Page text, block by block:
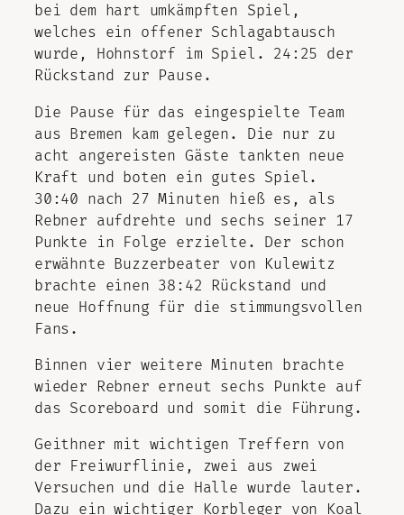
bei dem hart umkämpften Spiel,
welches ein offener Schlagabtausch
wurde, Hohnstorf im Spiel. 24:25 der
Rückstand zur Pause.
Die Pause für das eingespielte Team
aus Bremen kam gelegen. Die nur zu
acht angereisten Gäste tankten neue
Kraft und boten ein gutes Spiel.
30:40 nach 27 Minuten hieß es, als
Rebner aufdrehte und sechs seiner 17
Punkte in Folge erzielte. Der schon
erwähnte Buzzerbeater von Kulewitz
brachte einen 38:42 Rückstand und
neue Hoffnung für die stimmungsvollen
Fans.
Binnen vier weitere Minuten brachte
wieder Rebner erneut sechs Punkte auf
das Scoreboard und somit die Führung.
Geithner mit wichtigen Treffern von
der Freiwurflinie, zwei aus zwei
Versuchen und die Halle wurde lauter.
Dazu ein wichtiger Korbleger von Koal